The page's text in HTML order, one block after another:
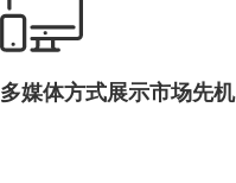
多媒体方式展示市场先机